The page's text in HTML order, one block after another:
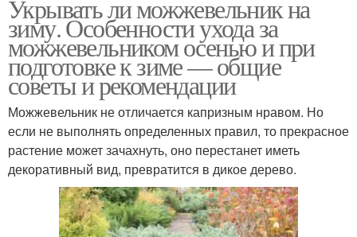
Укрывать ли можжевельник на
зиму. Особенности ухода за
можжевельником осенью и при
подготовке к зиме — общие
советы и рекомендации
Можжевельник не отличается капризным нравом. Но
если не выполнять определенных правил, то прекрасное
растение может зачахнуть, оно перестанет иметь
декоративный вид, превратится в дикое дерево.